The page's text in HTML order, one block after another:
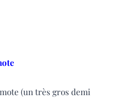
(un très gros demi